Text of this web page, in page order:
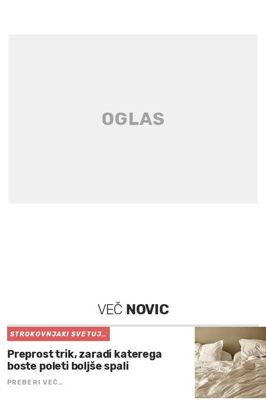
VEČ NOVIC
STROKOVNJAKI SVETUJ…
Preprost trik, zaradi katerega
boste poleti boljše spali
PREBERI VEČ…